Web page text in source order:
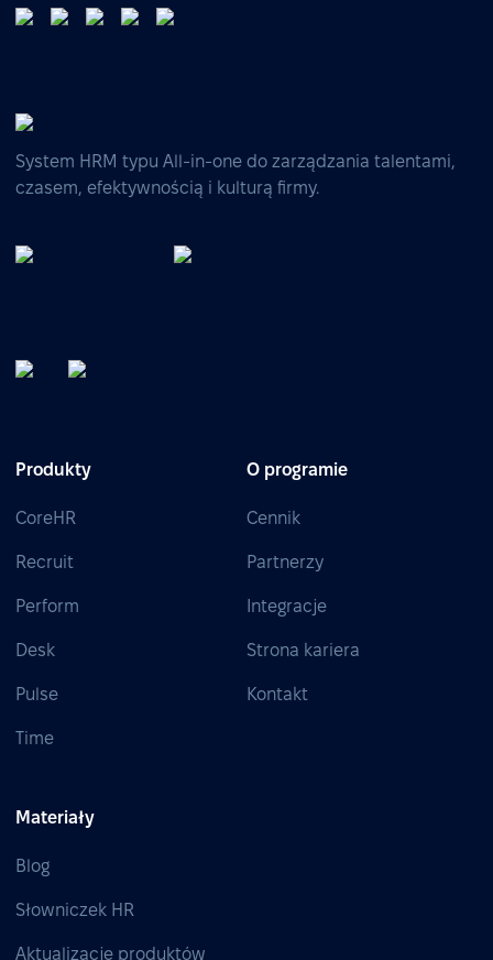
System HRM typu All-in-one do zarządzania talentami,
czasem, efektywnością i kulturą firmy.
Produkty
CoreHR
Recruit
Perform
Desk
Pulse
Time
O programie
Cennik
Partnerzy
Integracje
Strona kariera
Kontakt
Materiały
Blog
Słowniczek HR
Aktualizacje produktów